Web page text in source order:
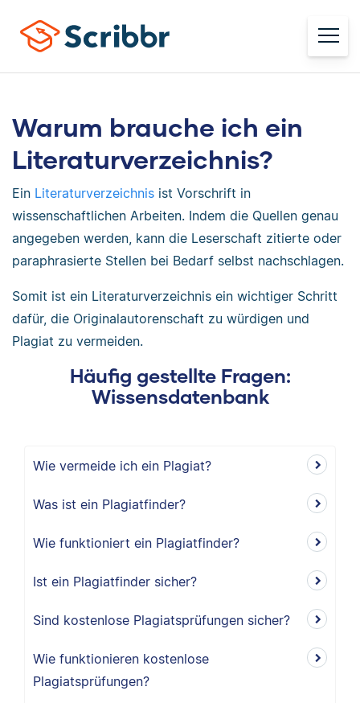
Warum brauche ich ein
Literaturverzeichnis?
Ein Literaturverzeichnis ist Vorschrift in
wissenschaftlichen Arbeiten. Indem die Quellen genau
angegeben werden, kann die Leserschaft zitierte oder
paraphrasierte Stellen bei Bedarf selbst nachschlagen.
Somit ist ein Literaturverzeichnis ein wichtiger Schritt
dafür, die Originalautorenschaft zu würdigen und
Plagiat zu vermeiden.
Häufig gestellte Fragen:
Wissensdatenbank
Wie vermeide ich ein Plagiat?
Was ist ein Plagiatfinder?
Wie funktioniert ein Plagiatfinder?
Ist ein Plagiatfinder sicher?
Sind kostenlose Plagiatsprüfungen sicher?
Wie funktionieren kostenlose
Plagiatsprüfungen?